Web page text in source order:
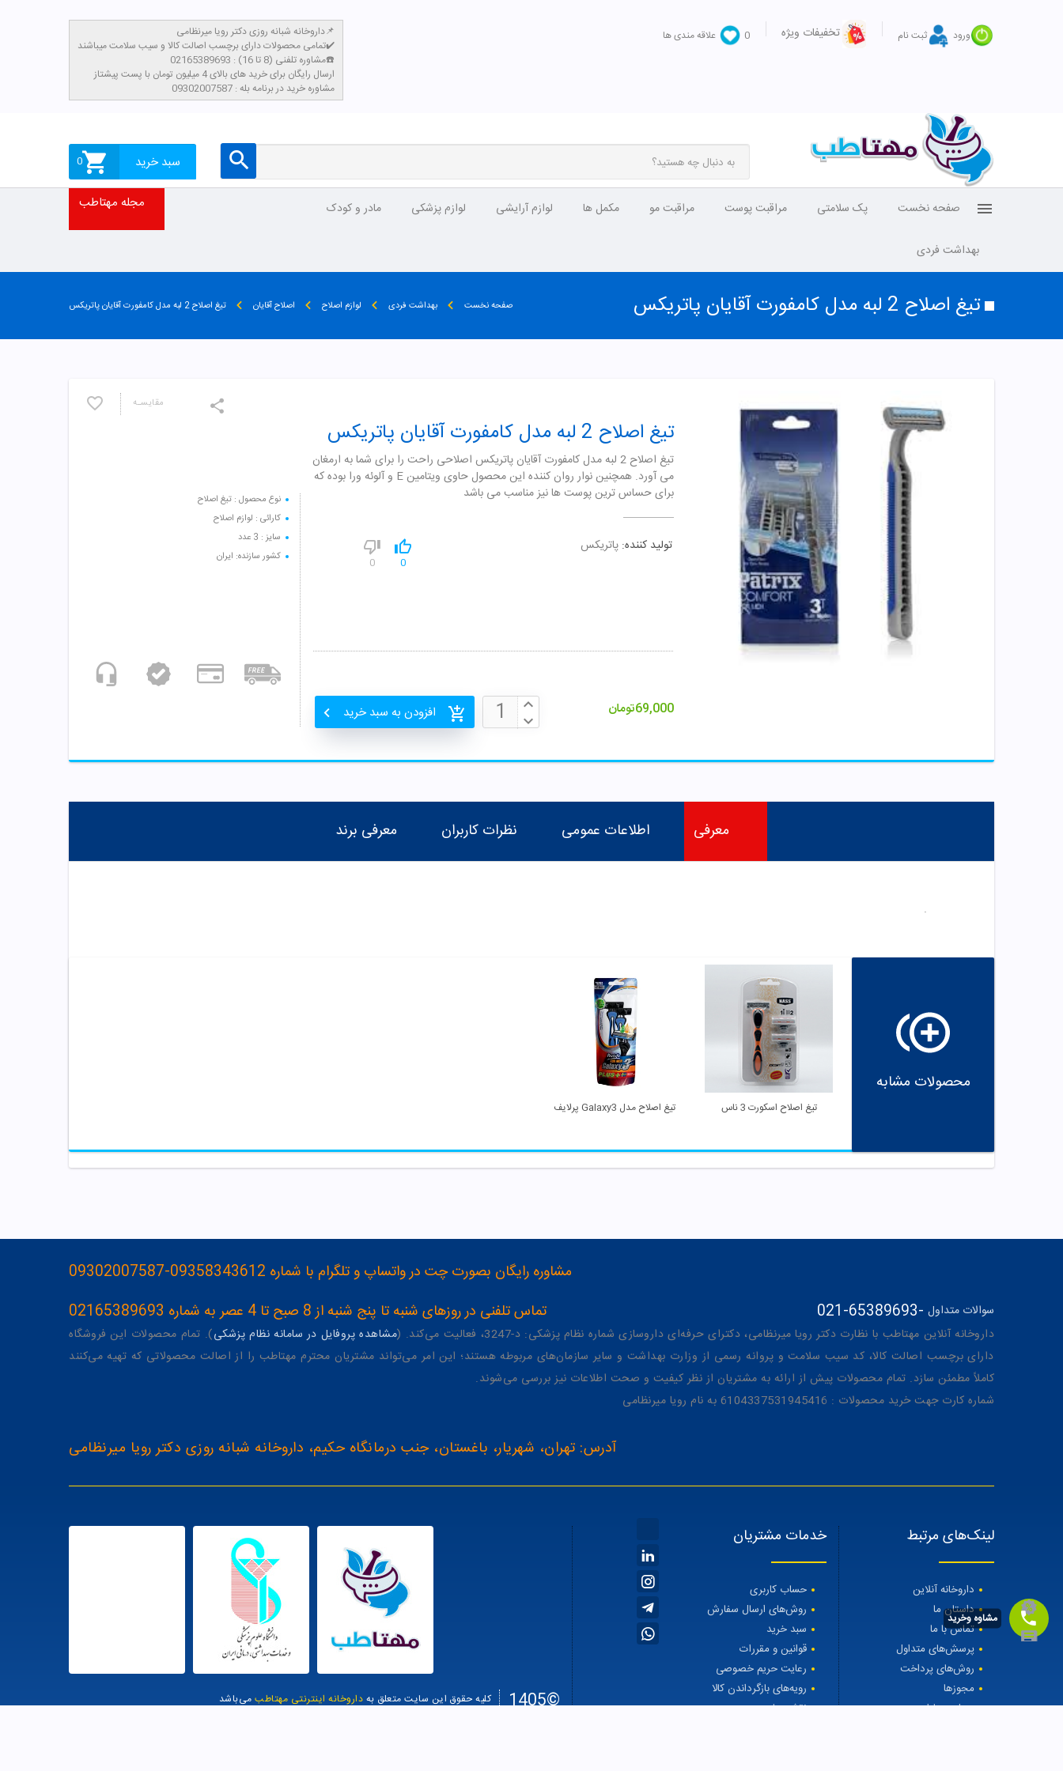
ورود ثبت نام تخفیفات ویژه 0 علاقه مندی ها
داروخانه شبانه روزی دکتر رویا میرنظامی📌
تمامی محصولات دارای برچسب اصالت کالا و سیب سلامت میباشند✔️
مشاوره تلفنی (8 تا 16) : 02165389693☎️
​ارسال رایگان برای خرید های بالای 4 میلیون تومان با پست پیشتاز
مشاوره خرید در برنامه بله : 09302007587
سبد خرید 0
صفحه نخست پک سلامتی مراقبت پوست مراقبت مو مکمل ها لوازم آرایشی لوازم پزشکی مادر و کودک
بهداشت فردی
مجله مهتاطب
تیغ اصلاح 2 لبه مدل کامفورت آقایان پاتریکس صفحه نخست بهداشت فردی لوازم اصلاح اصلاح آقایان تیغ اصلاح 2 لبه مدل کامفورت آقایان پاتریکس
مقایسـه
نوع محصول : تیغ اصلاح
کارائی : لوازم اصلاح
سایز : 3 عدد
کشور سازنده: ایران
تیغ اصلاح 2 لبه مدل کامفورت آقایان پاتریکس
تیغ اصلاح 2 لبه مدل کامفورت آقایان پاتریکس اصلاحی راحت را برای شما به ارمغان
می آورد. همچنین نوار روان کننده این محصول حاوی ویتامین E و آلوئه ورا بوده که
برای حساس ترین پوست ها نیز مناسب می باشد
تولید کننده: پاتریکس
0
0
69,000تومان افزودن به سبد خرید
معرفی اطلاعات عمومی نظرات کاربران معرفی برند
.
محصولات مشابه
تیغ اصلاح اسکورت 3 ناس تیغ اصلاح مدل Galaxy3 پرلایف
مشاوره رایگان بصورت چت در واتساپ و تلگرام با شماره 09358343612-09302007587
تماس تلفنی در روزهای شنبه تا پنج شنبه از 8 صبح تا 4 عصر به شماره 02165389693
021-65389693 سوالات متداول -
داروخانه آنلاین مهتاطب با نظارت دکتر رویا میرنظامی، دکترای حرفه‌ای داروسازی شماره نظام پزشکی: د-3247، فعالیت می‌کند. ( مشاهده پروفایل در سامانه نظام پزشکی). تمام محصولات این فروشگاه
دارای برچسب اصالت کالا، کد سیب سلامت و پروانه رسمی از وزارت بهداشت و سایر سازمان‌های مربوطه هستند؛ این امر می‌تواند مشتریان محترم مهتاطب را از اصالت محصولاتی که تهیه می‌کنند
کاملاً مطمئن سازد. تمام محصولات پیش از ارائه به مشتریان از نظر کیفیت و صحت اطلاعات نیز بررسی می‌شوند.
شماره کارت جهت خرید محصولات : 6104337531945416 به نام رویا میرنظامی
آدرس: تهران، شهریار، باغستان، جنب درمانگاه حکیم، داروخانه شبانه روزی دکتر رویا میرنظامی
لینک‌های مرتبط
داروخانه آنلاین
داستان ما
تماس با ما
پرسش‌های متداول
روش‌های پرداخت
مجوزها
مجله مهتاطب
خدمات مشتریان
حساب کاربری
روش‌های ارسال سفارش
سبد خرید
قوانین و مقررات
رعایت حریم خصوصی
رویه‌های بازگرداندن کالا
نقشه سایت
©1405 کلیه حقوق این سایت متعلق به داروخانه اینترنتی مهتاطب می‌باشد
مشاوه وخرید